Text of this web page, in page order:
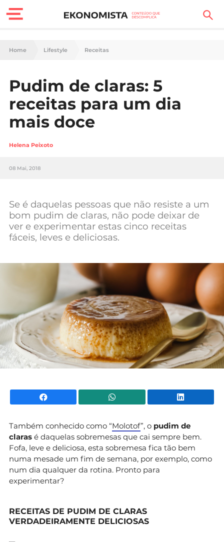
Finanças Pessoais
Carreira
Casa
Lifestyle
Sociedade
Negócios
Mundial 2026
Home Lifestyle Receitas
Pudim de claras: 5
receitas para um dia
mais doce
Helena Peixoto
08 Mai, 2018
Se é daquelas pessoas que não resiste a um
bom pudim de claras, não pode deixar de
ver e experimentar estas cinco receitas
fáceis, leves e deliciosas.
Facebook WhatsApp
Também conhecido como “Molotof”, o pudim de
claras é daquelas sobremesas que cai sempre bem.
Fofa, leve e deliciosa, esta sobremesa fica tão bem
numa mesade um fim de semana, por exemplo, como
num dia qualquer da rotina. Pronto para
experimentar?
RECEITAS DE PUDIM DE CLARAS
VERDADEIRAMENTE DELICIOSAS